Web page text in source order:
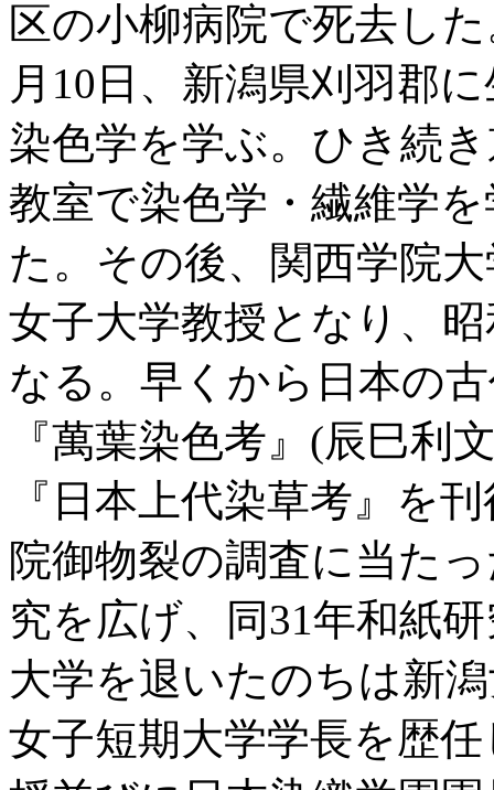
区の小柳病院で死去し
月10日、新潟県刈羽郡
染色学を学ぶ。ひき続
教室で染色学・繊維学
た。その後、関西学院
女子大学教授となり、
なる。早くから日本の
『萬葉染色考』(辰巳利
『日本上代染草考』を
院御物裂の調査に当た
究を広げ、同31年和紙
大学を退いたのちは新
女子短期大学学長を歴